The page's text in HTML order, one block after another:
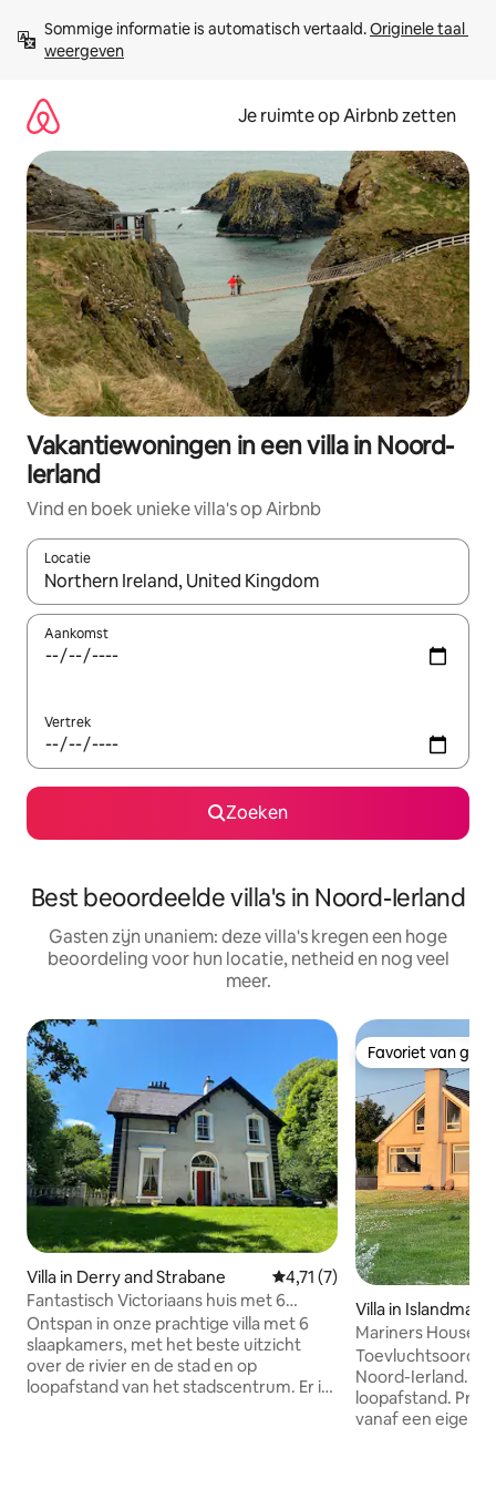
direct
naar
Sommige informatie is automatisch vertaald. Originele taal
weergeven
Je ruimte op Airbnb zetten
Vakantiewoningen in een villa in Noord-
Ierland
Vind en boek unieke villa's op Airbnb
Locatie
Wanneer er suggesties beschikbaar zijn, maak je een keuze
Aankomst
Vertrek
Zoeken
Best beoordeelde villa's in Noord-Ierland
Gasten zijn unaniem: deze villa's kregen een hoge
beoordeling voor hun locatie, netheid en nog veel
meer.
Villa in Derry and Strabane Gemiddelde beoordeling van
4,71 (7)
Fantastisch Victoriaans huis met 6
slaapkamers
Ontspan in onze prachtige villa met 6
slaapkamers, met het beste uitzicht
over de rivier en de stad en op
loopafstand van het stadscentrum. Er is
Favoriet van
Favoriet van
Villa in
Mariners House.
kust, Antrim-
Toevluchtsoord
Noord-Ierland.
loopafstand.
vanaf een eigen